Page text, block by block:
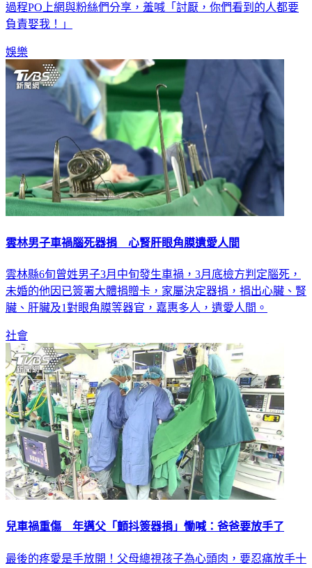
過程PO上網與粉絲們分享，羞喊「討厭，你們看到的人都要
負責娶我！」
娛樂
雲林男子車禍腦死器捐 心腎肝眼角膜遺愛人間
雲林縣6旬曾姓男子3月中旬發生車禍，3月底檢方判定腦死，
未婚的他因已簽署大體捐贈卡，家屬決定器捐，捐出心臟、腎
臟、肝臟及1對眼角膜等器官，嘉惠多人，遺愛人間。
社會
兒車禍重傷 年邁父「顫抖簽器捐」慟喊：爸爸要放手了
最後的疼愛是手放開！父母總視孩子為心頭肉，要忍痛放手十